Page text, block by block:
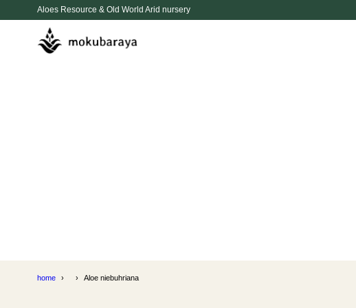
Aloes Resource & Old World Arid nursery
home Aloe niebuhriana